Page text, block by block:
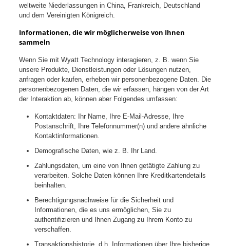
weltweite Niederlassungen in China, Frankreich, Deutschland
und dem Vereinigten Königreich.
Informationen, die wir möglicherweise von Ihnen
sammeln
Wenn Sie mit Wyatt Technology interagieren, z. B. wenn Sie
unsere Produkte, Dienstleistungen oder Lösungen nutzen,
anfragen oder kaufen, erheben wir personenbezogene Daten. Die
personenbezogenen Daten, die wir erfassen, hängen von der Art
der Interaktion ab, können aber Folgendes umfassen:
Kontaktdaten: Ihr Name, Ihre E-Mail-Adresse, Ihre
Postanschrift, Ihre Telefonnummer(n) und andere ähnliche
Kontaktinformationen.
Demografische Daten, wie z. B. Ihr Land.
Zahlungsdaten, um eine von Ihnen getätigte Zahlung zu
verarbeiten. Solche Daten können Ihre Kreditkartendetails
beinhalten.
Berechtigungsnachweise für die Sicherheit und
Informationen, die es uns ermöglichen, Sie zu
authentifizieren und Ihnen Zugang zu Ihrem Konto zu
verschaffen.
Transaktionshistorie, d.h. Informationen über Ihre bisherige